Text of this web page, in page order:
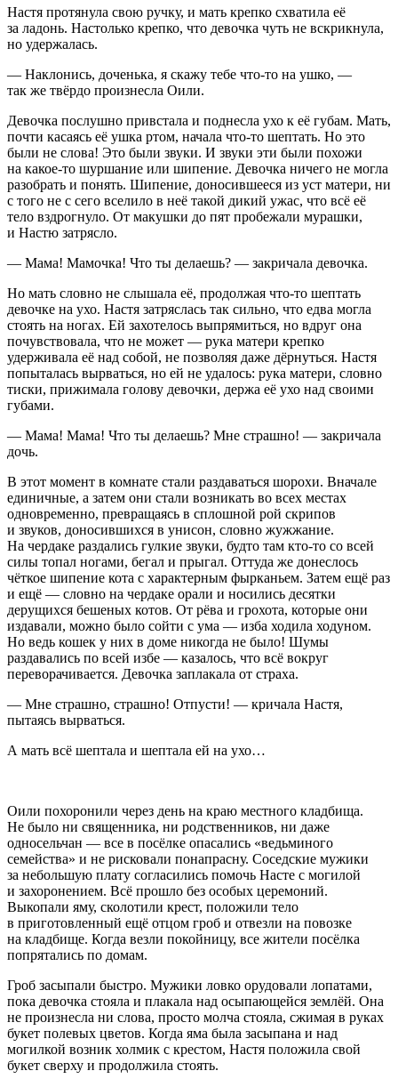
Настя протянула свою ручку, и мать крепко схватила её
за ладонь. Настолько крепко, что девочка чуть не вскрикнула,
но удержалась.
— Наклонись, доченька, я скажу тебе что-то на ушко, —
так же твёрдо произнесла Оили.
Девочка послушно привстала и поднесла ухо к её губам. Мать,
почти касаясь её ушка ртом, начала что-то шептать. Но это
были не слова! Это были звуки. И звуки эти были похожи
на какое-то шуршание или шипение. Девочка ничего не могла
разобрать и понять. Шипение, доносившееся из уст матери, ни
с того не с сего вселило в неё такой дикий ужас, что всё её
тело вздрогнуло. От макушки до пят пробежали мурашки,
и Настю затрясло.
— Мама! Мамочка! Что ты делаешь? — закричала девочка.
Но мать словно не слышала её, продолжая что-то шептать
девочке на ухо. Настя затряслась так сильно, что едва могла
стоять на ногах. Ей захотелось выпрямиться, но вдруг она
почувствовала, что не может — рука матери крепко
удерживала её над собой, не позволяя даже дёрнуться. Настя
попыталась вырваться, но ей не удалось: рука матери, словно
тиски, прижимала голову девочки, держа её ухо над своими
губами.
— Мама! Мама! Что ты делаешь? Мне страшно! — закричала
дочь.
В этот момент в комнате стали раздаваться шорохи. Вначале
единичные, а затем они стали возникать во всех местах
одновременно, превращаясь в сплошной рой скрипов
и звуков, доносившихся в унисон, словно жужжание.
На чердаке раздались гулкие звуки, будто там кто-то со всей
силы топал ногами, бегал и прыгал. Оттуда же донеслось
чёткое шипение кота с характерным фырканьем. Затем ещё раз
и ещё — словно на чердаке орали и носились десятки
дерущихся бешеных котов. От рёва и грохота, которые они
издавали, можно было сойти с ума — изба ходила ходуном.
Но ведь кошек у них в доме никогда не было! Шумы
раздавались по всей избе — казалось, что всё вокруг
переворачивается. Девочка заплакала от страха.
— Мне страшно, страшно! Отпусти! — кричала Настя,
пытаясь вырваться.
А мать всё шептала и шептала ей на ухо…
Оили похоронили через день на краю местного кладбища.
Не было ни священника, ни родственников, ни даже
односельчан — все в посёлке опасались «ведьминого
семейства» и не рисковали понапрасну. Соседские мужики
за небольшую плату согласились помочь Насте с могилой
и захоронением. Всё прошло без особых церемоний.
Выкопали яму, сколотили крест, положили тело
в приготовленный ещё отцом гроб и отвезли на повозке
на кладбище. Когда везли покойницу, все жители посёлка
попрятались по домам.
Гроб засыпали быстро. Мужики ловко орудовали лопатами,
пока девочка стояла и плакала над осыпающейся землёй. Она
не произнесла ни слова, просто молча стояла, сжимая в руках
букет полевых цветов. Когда яма была засыпана и над
могилкой возник холмик с крестом, Настя положила свой
букет сверху и продолжила стоять.